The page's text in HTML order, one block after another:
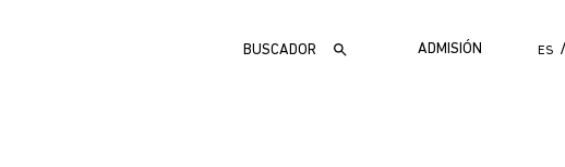
Buscar
MENÚ
ADMISIÓN ES